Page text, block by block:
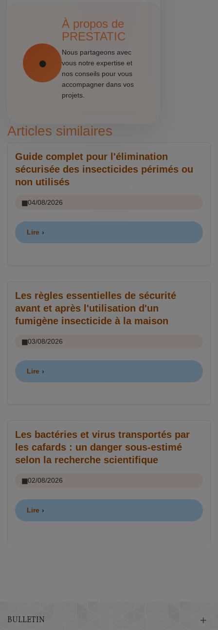
À propos de
PRESTATIC
Nous partageons avec
vous notre expertise et
nos conseils pour vous
accompagner dans vos
projets.
Articles similaires
Guide complet pour l'élimination
sécurisée des insecticides périmés ou
non utilisés
04/08/2026
Lire
Les règles essentielles de sécurité
avant et après l'utilisation d'un
fumigène insecticide à la maison
03/08/2026
Lire
Les bactéries et virus transportés par
les cafards : un danger sous-estimé
selon la recherche scientifique
02/08/2026
Lire
BULLETIN